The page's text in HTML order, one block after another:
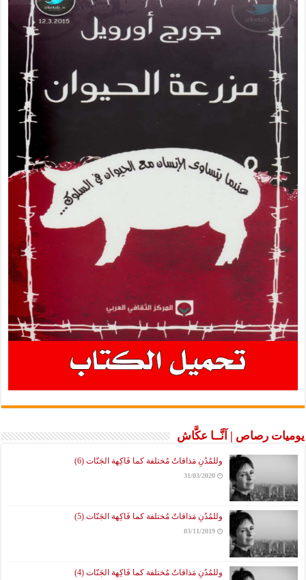
يوميات رصاص | آنَّــا عكَّاش
وللمُدُنِ مَذاقاتٌ مُختلفة كما فَاكِهة الجَنّات (6)
31/03/2020
وللمُدُنِ مَذاقاتٌ مُختلفة كما فَاكِهة الجَنّات (5)
03/11/2019
وللمُدُنِ مَذاقاتٌ مُختلفة كما فَاكِهة الجَنّات (4)